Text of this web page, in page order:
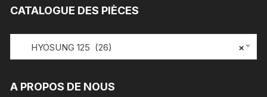
CATALOGUE DES PIÈCES
×
HYOSUNG 125 (26)
A PROPOS DE NOUS